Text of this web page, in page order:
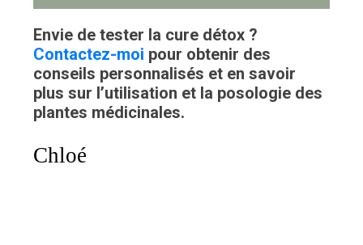
Envie de tester la cure détox ?
Contactez-moi pour obtenir des
conseils personnalisés et en savoir
plus sur l’utilisation et la posologie des
plantes médicinales.
Chloé